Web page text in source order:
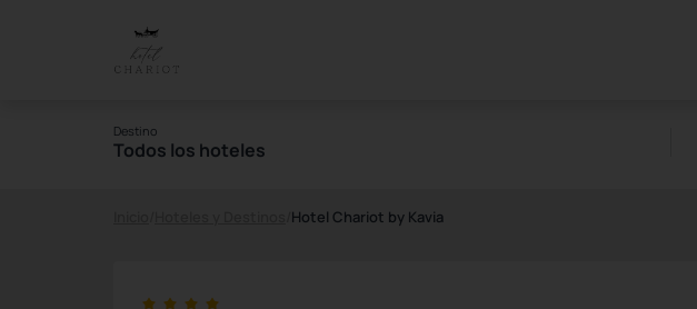
Destino
Todos los hoteles
Hotel Chariot by Kavia